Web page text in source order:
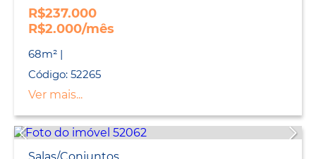
R$237.000
R$2.000/mês
68m² |
Código: 52265
Ver mais...